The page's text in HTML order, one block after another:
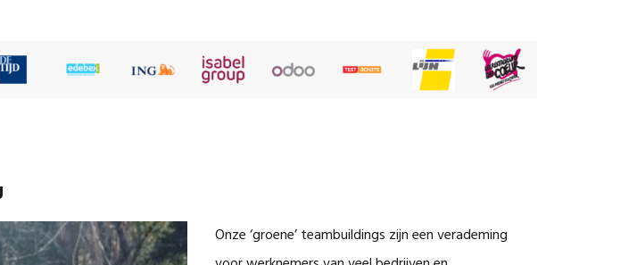
Onze ‘groene’ teambuildings zijn een verademing